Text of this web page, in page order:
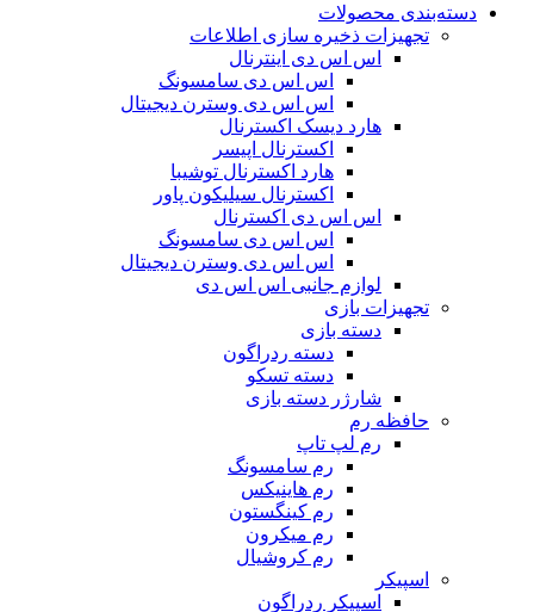
دسته‌بندی محصولات
تجهیزات ذخیره سازی اطلاعات
اس اس دی اینترنال
اس اس دی سامسونگ
اس اس دی وسترن دیجیتال
هارد دیسک اکسترنال
اکسترنال اپیسر
هارد اکسترنال توشیبا
اکسترنال سیلیکون پاور
اس اس دی اکسترنال
اس اس دی سامسونگ
اس اس دی وسترن دیجیتال
لوازم جانبی اس اس دی
تجهیزات بازی
دسته بازی
دسته ردراگون
دسته تسکو
شارژر دسته بازی
حافظه رم
رم لپ تاپ
رم سامسونگ
رم هاینیکس
رم کینگستون
رم میکرون
رم کروشیال
اسپیکر
اسپیکر ردراگون